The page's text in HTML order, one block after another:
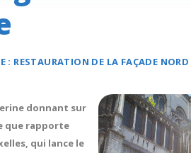
: RESTAURATION DE LA FAÇADE NORD
donnant sur
que rapporte
qui lance le